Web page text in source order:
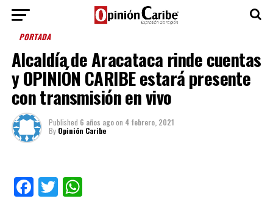
PORTADA
Alcaldía de Aracataca rinde cuentas
y OPINIÓN CARIBE estará presente
con transmisión en vivo
Published 6 años agoon 4 febrero, 2021
By Opinión Caribe
Facebook
TwitterWhatsApp